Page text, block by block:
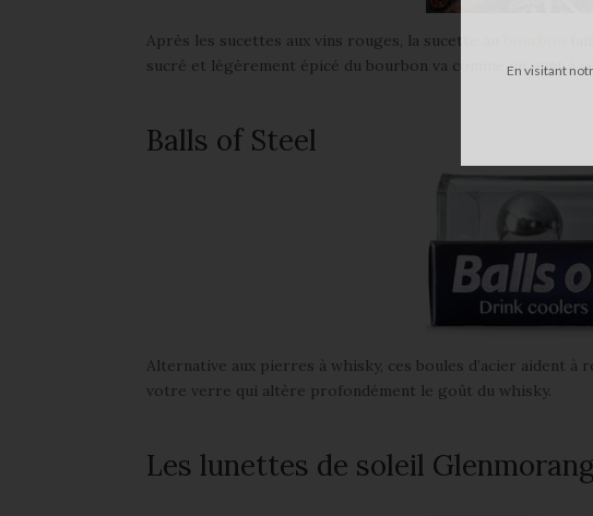
Après les sucettes aux vins rouges, la sucette au
sucré et légèrement épicé du bourbon va comme un gant à
Balls of Steel
Alternative aux pierres à whisky, ces boules d’acier aident
votre verre qui altère profondément le goût du whisky.
Les lunettes de soleil
En visitant